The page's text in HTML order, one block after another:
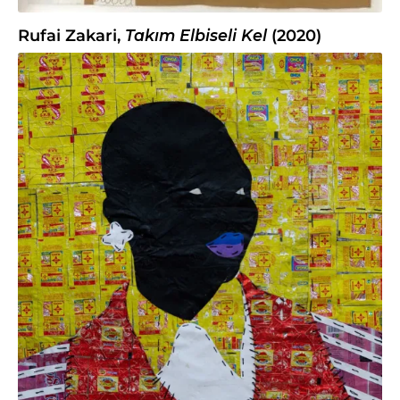
Rufai Zakari, Takım Elbiseli Kel(2020)